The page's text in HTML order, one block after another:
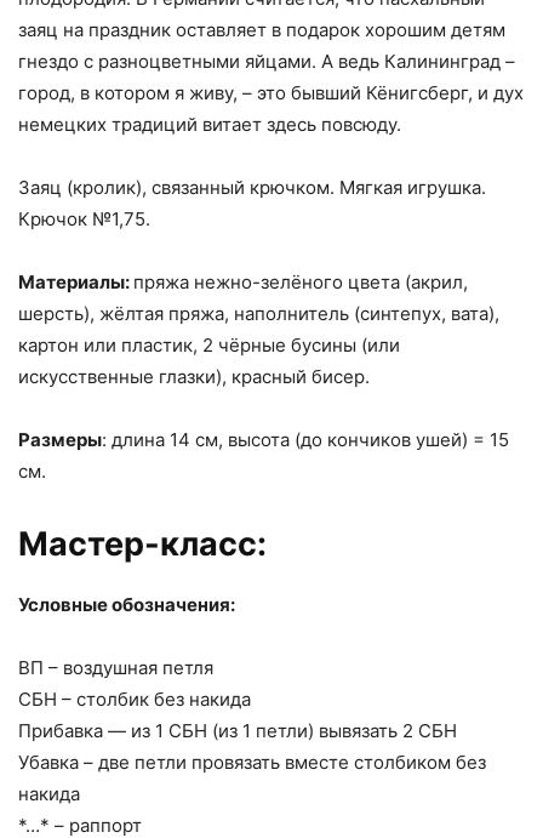
заяц на праздник оставляет в подарок хорошим детям
гнездо с разноцветными яйцами. А ведь Калининград –
город, в котором я живу, – это бывший Кёнигсберг, и дух
немецких традиций витает здесь повсюду.
Заяц (кролик), связанный крючком. Мягкая игрушка.
Крючок №1,75.
Материалы: пряжа нежно-зелёного цвета (акрил,
шерсть), жёлтая пряжа, наполнитель (синтепух, вата),
картон или пластик, 2 чёрные бусины (или
искусственные глазки), красный бисер.
Размеры: длина 14 см, высота (до кончиков ушей) = 15
см.
Мастер-класс:
Условные обозначения:
ВП – воздушная петля
СБН – столбик без накида
Прибавка — из 1 СБН (из 1 петли) вывязать 2 СБН
Убавка – две петли провязать вместе столбиком без
накида
*…* – раппорт